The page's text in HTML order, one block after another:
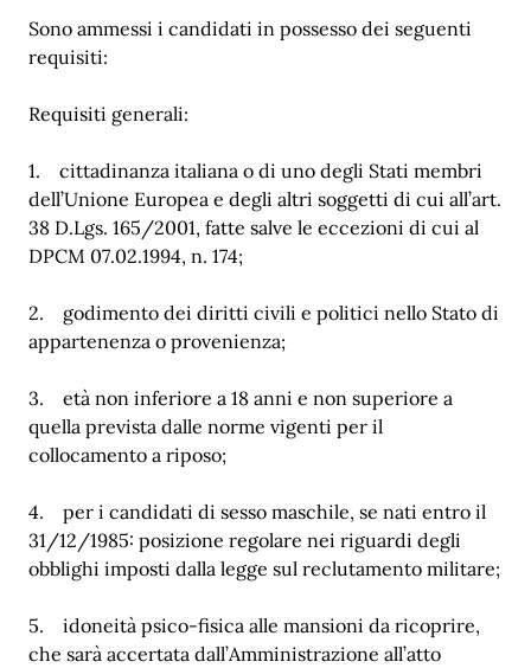
Sono ammessi i candidati in possesso dei seguenti
requisiti:
Requisiti generali:
1. cittadinanza italiana o di uno degli Stati membri
dell’Unione Europea e degli altri soggetti di cui all’art.
38 D.Lgs. 165/2001, fatte salve le eccezioni di cui al
DPCM 07.02.1994, n. 174;
2. godimento dei diritti civili e politici nello Stato di
appartenenza o provenienza;
3. età non inferiore a 18 anni e non superiore a
quella prevista dalle norme vigenti per il
collocamento a riposo;
4. per i candidati di sesso maschile, se nati entro il
31/12/1985: posizione regolare nei riguardi degli
obblighi imposti dalla legge sul reclutamento militare;
5. idoneità psico-fisica alle mansioni da ricoprire,
che sarà accertata dall’Amministrazione all’atto